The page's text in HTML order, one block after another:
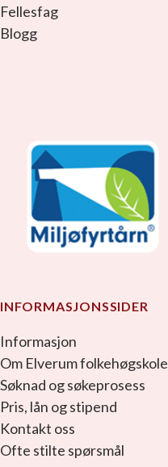
Fellesfag
Blogg
INFORMASJONSSIDER
Informasjon
Om Elverum folkehøgskole
Søknad og søkeprosess
Pris, lån og stipend
Kontakt oss
Ofte stilte spørsmål